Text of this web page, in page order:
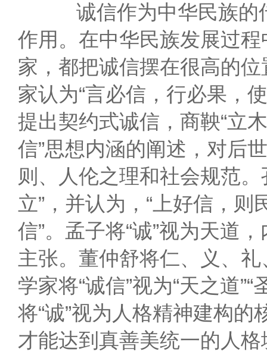
诚信作为中华民族的
作用。在中华民族发展过
家，都把诚信摆在很高的
家认为“言必信，行必果，
提出契约式诚信，商鞅“立
信”思想内涵的阐述，对后
则、人伦之理和社会规范
立”，并认为，“上好信，则
信”。孟子将“诚”视为天道
主张。董仲舒将仁、义、
学家将“诚信”视为“天之道
将“诚”视为人格精神建构的
才能达到真善美统一的人